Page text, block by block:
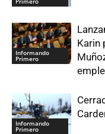
Informando
Primero
Karin
Informando
Primero